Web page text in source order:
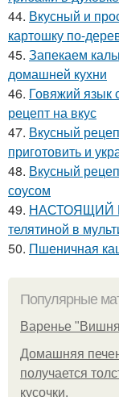
44. Вкусный и
картошку по-
45. Запекаем
домашней кухни
46. Говяжий язык
рецепт на вкус
47. Вкусный
приготовить и
48. Вкусный
соусом
49. НАСТОЯЩИЙ
телятиной в
50. Пшеничная
Популярные
Варенье
Домашняя
получается
кусочки.